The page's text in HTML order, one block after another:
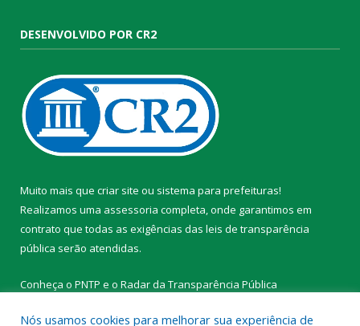
DESENVOLVIDO POR CR2
Muito mais que criar site ou sistema para prefeituras!
Realizamos uma assessoria completa, onde garantimos em
contrato que todas as exigências das leis de transparência
pública serão atendidas.
Conheça o PNTP e o Radar da Transparência Pública
Nós usamos cookies para melhorar sua experiência de